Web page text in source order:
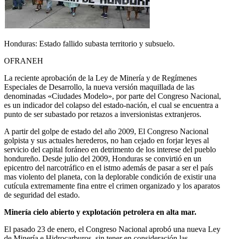
Honduras: Estado fallido subasta territorio y subsuelo.
OFRANEH
La reciente aprobación de la Ley de Minería y de Regímenes
Especiales de Desarrollo, la nueva versión maquillada de las
denominadas «Ciudades Modelo», por parte del Congreso Nacional,
es un indicador del colapso del estado-nación, el cual se encuentra a
punto de ser subastado por retazos a inversionistas extranjeros.
A partir del golpe de estado del año 2009, El Congreso Nacional
golpista y sus actuales herederos, no han cejado en forjar leyes al
servicio del capital foráneo en detrimento de los interese del pueblo
hondureño. Desde julio del 2009, Honduras se convirtió en un
epicentro del narcotráfico en el istmo además de pasar a ser el país
mas violento del planeta, con la deplorable condición de existir una
cutícula extremamente fina entre el crimen organizado y los aparatos
de seguridad del estado.
Minería cielo abierto y explotación petrolera en alta mar.
El pasado 23 de enero, el Congreso Nacional aprobó una nueva Ley